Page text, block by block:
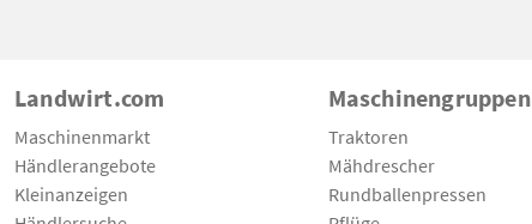
Landwirt.com
Maschinenmarkt
Händlerangebote
Kleinanzeigen
Maschinengruppen
Traktoren
Mähdrescher
Rundballenpressen